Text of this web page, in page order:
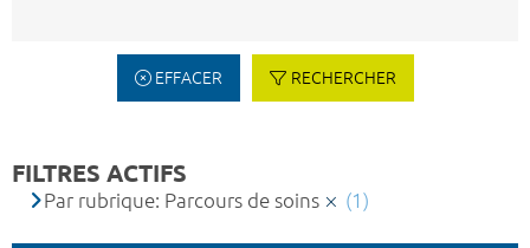
EFFACER RECHERCHER
FILTRES ACTIFS
Par rubrique: Parcours de soins (1)